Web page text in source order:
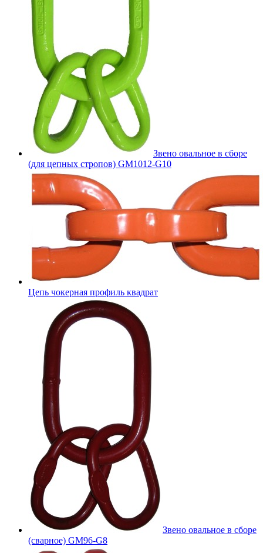
Звено овальное в сборе
(для цепных стропов) GM1012-G10
Цепь чокерная профиль квадрат
Звено овальное в сборе
(сварное) GM96-G8